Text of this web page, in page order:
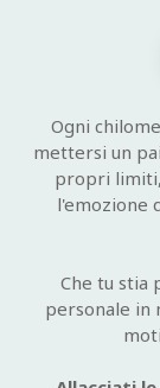
Ogni
mettersi un
propri limiti,
l'emozione
Che tu stia
personale in